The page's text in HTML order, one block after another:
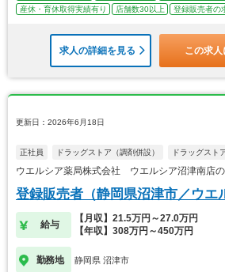
産休・育休取得実績有り
店舗数30以上 登録販売者の
求人の詳細を見る この求
更新日：2026年6月18日
正社員 ドラッグストア（調剤併設） ドラッグスト
ウエルシア薬局株式会社 ウエルシア沼津南店
登録販売者（静岡県沼津市／ウエ
給与
【月収】21.5万円～27.0万円
【年収】308万円～450万円
勤務地 静岡県 沼津市